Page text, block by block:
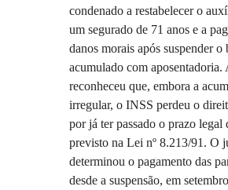
condenado a restabelecer o
um segurado de 71 anos e a
danos morais após suspender o
acumulado com aposentadoria.
reconheceu que, embora a
irregular, o INSS perdeu o
por já ter passado o prazo legal
previsto na Lei nº 8.213/91. O
determinou o pagamento das
desde a suspensão, em